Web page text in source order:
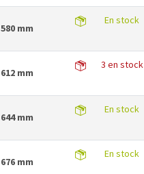
580 mm
En stock
612 mm
3 en stock
644 mm
En stock
676 mm
En stock